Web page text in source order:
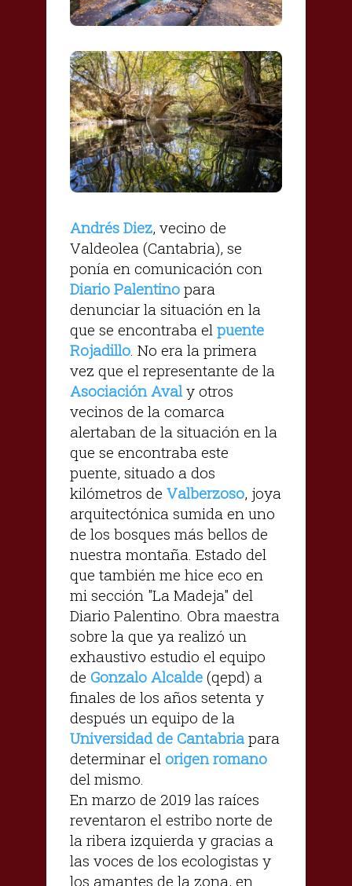
Andrés Diez, vecino de
Valdeolea (Cantabria), se
ponía en comunicación con
Diario Palentino para
denunciar la situación en la
que se encontraba el puente
Rojadillo. No era la primera
vez que el representante de la
Asociación Avaly otros
vecinos de la comarca
alertaban de la situación en la
que se encontraba este
puente, situado a dos
kilómetros de Valberzoso, joya
arquitectónica sumida en uno
de los bosques más bellos de
nuestra montaña. Estado del
que también me hice eco en
mi sección "La Madeja" del
Diario Palentino. Obra maestra
sobre la que ya realizó un
exhaustivo estudio el equipo
de Gonzalo Alcalde (qepd) a
finales de los años setenta y
después un equipo de la
Universidad de Cantabria para
determinar el origen romano
del mismo.
En marzo de 2019 las raíces
reventaron el estribo norte de
la ribera izquierda y gracias a
las voces de los ecologistas y
los amantes de la zona, en